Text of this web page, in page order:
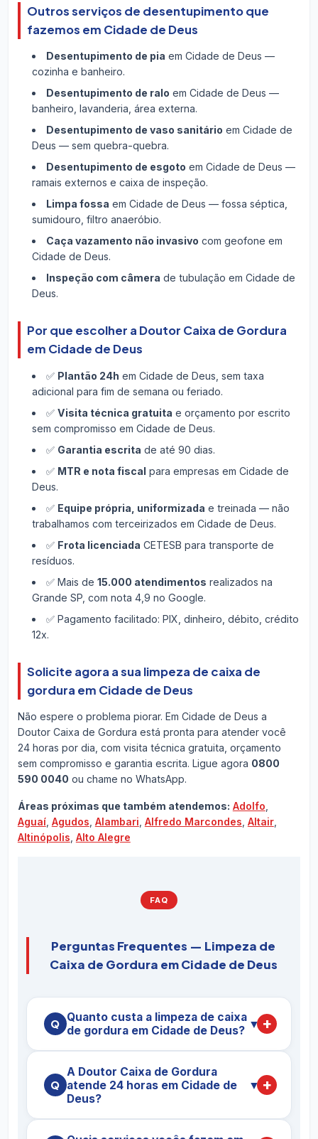
Outros serviços de desentupimento que
fazemos em Cidade de Deus
Desentupimento de pia em Cidade de Deus —
cozinha e banheiro.
Desentupimento de ralo em Cidade de Deus —
banheiro, lavanderia, área externa.
Desentupimento de vaso sanitário em Cidade de
Deus — sem quebra-quebra.
Desentupimento de esgoto em Cidade de Deus —
ramais externos e caixa de inspeção.
Limpa fossa em Cidade de Deus — fossa séptica,
sumidouro, filtro anaeróbio.
Caça vazamento não invasivo com geofone em
Cidade de Deus.
Inspeção com câmera de tubulação em Cidade de
Deus.
Por que escolher a Doutor Caixa de Gordura
em Cidade de Deus
✅ Plantão 24h em Cidade de Deus, sem taxa
adicional para fim de semana ou feriado.
✅ Visita técnica gratuita e orçamento por escrito
sem compromisso em Cidade de Deus.
✅ Garantia escrita de até 90 dias.
✅ MTR e nota fiscal para empresas em Cidade de
Deus.
✅ Equipe própria, uniformizada e treinada — não
trabalhamos com terceirizados em Cidade de Deus.
✅ Frota licenciada CETESB para transporte de
resíduos.
✅ Mais de 15.000 atendimentos realizados na
Grande SP, com nota 4,9 no Google.
✅ Pagamento facilitado: PIX, dinheiro, débito, crédito
12x.
Solicite agora a sua limpeza de caixa de
gordura em Cidade de Deus
Não espere o problema piorar. Em Cidade de Deus a
Doutor Caixa de Gordura está pronta para atender você
24 horas por dia, com visita técnica gratuita, orçamento
sem compromisso e garantia escrita. Ligue agora 0800
590 0040 ou chame no WhatsApp.
Áreas próximas que também atendemos: Adolfo
Aguaí, Agudos Alambari Alfredo Marcondes Altair,
Altinópolis Alto Alegre
FAQ
Perguntas Frequentes — Limpeza de
Caixa de Gordura em Cidade de Deus
Quanto custa a limpeza de caixa
de gordura em Cidade de Deus? ▼
Cidade de Deusvaria conforme a capacidade
da caixa (em litros), o nível de saturação da
A Doutor Caixa de Gordura
atende 24 horas em Cidade de
Deus?
▼